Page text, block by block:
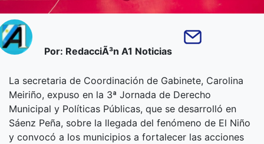
Por: RedacciÃ³n A1 Noticias
La secretaria de Coordinación de Gabinete, Carolina
Meiriño, expuso en la 3ª Jornada de Derecho
Municipal y Políticas Públicas, que se desarrolló en
Sáenz Peña, sobre la llegada del fenómeno de El Niño
y convocó a los municipios a fortalecer las acciones